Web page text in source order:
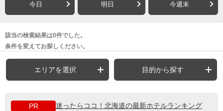
今日 明日 今週末
該当の検索結果は0件でした。
条件を変えてお探しください。
エリアを選択 目的から探す
PR
迷ったらココ！北海道の最新ホテルランキング